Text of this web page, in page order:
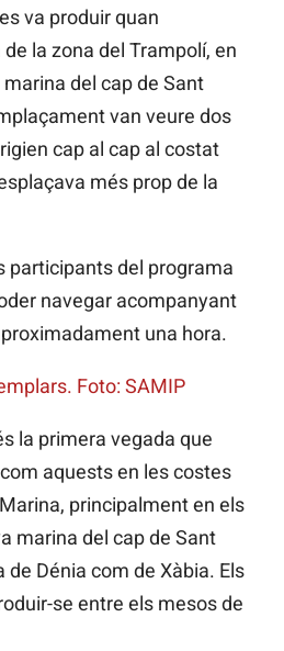
va produir quan
la zona del Trampolí, en
del cap de Sant
van veure dos
cap al cap al costat
més prop de la
participants del programa
navegar acompanyant
una hora.
Foto: SAMIP
la primera vegada que
aquests en les costes
principalment en els
marina del cap de Sant
de Dénia com de Xàbia. Els
se entre els mesos de